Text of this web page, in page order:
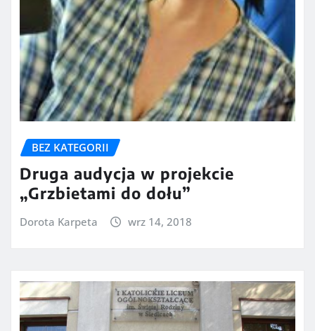
BEZ KATEGORII
Druga audycja w projekcie
„Grzbietami do dołu”
Dorota Karpeta wrz 14, 2018